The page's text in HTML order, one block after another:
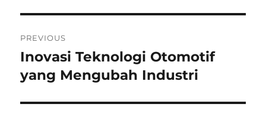
pos
PREVIOUS
Previous
post:
Inovasi Teknologi Otomotif
yang Mengubah Industri